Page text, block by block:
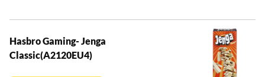
Hasbro Gaming- Jenga
Classic(A2120EU4)